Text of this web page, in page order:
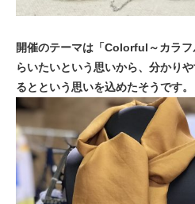
開催のテーマは「Colorful～カラ
らいたいという思いから、分かり
るとという思いを込めたそうです。